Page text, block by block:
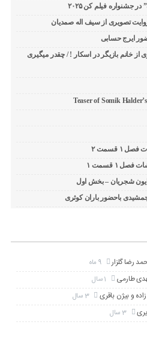
جشنواره فیلم کن ۲۰۲۵
تصویری از سیف اله صمدیان
خانم بازیگر در اسکار ! / چقدر میگیری
Teaser of Somik
شجریان – بخش اول
باحضور باران کوثری
رضا گلزار 9 ماه
طارمی
و بیژن باقری 3 سال
3 سال